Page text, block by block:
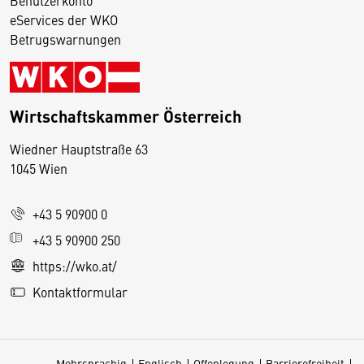
eServices der WKO
Betrugswarnungen
Wirtschaftskammer Österreich
Wiedner Hauptstraße 63
1045 Wien
+43 5 90900 0
+43 5 90900 250
https://wko.at/
Kontaktformular
D
s
e
S
e